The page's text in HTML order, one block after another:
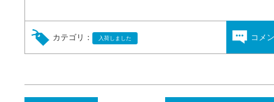
カテゴリ： 入荷しました コメ